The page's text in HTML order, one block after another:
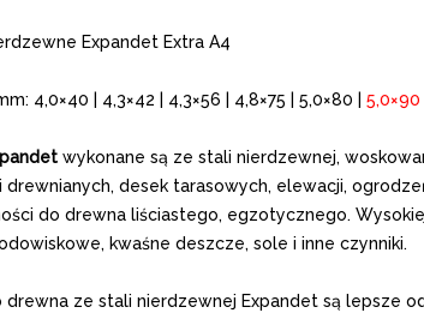
Expandet Extra A4
4,0×40 | 4,3×42 | 4,3×56 | 4,8×75 | 5,0×80 | 5,0×90
wykonane są ze stali nierdzewnej,
drewnianych, desek tarasowych, elewacji,
do drewna liściastego, egzotycznego.
kwaśne deszcze, sole i inne czynniki.
drewna ze stali nierdzewnej Expandet są lepsze